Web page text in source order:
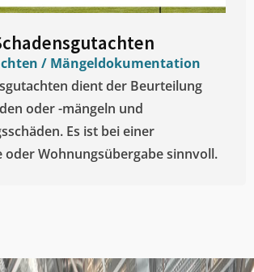
/ Mängeldokumentation
dient der Beurteilung
oder -mängeln und
Es ist bei einer
oder Wohnungsübergabe sinnvoll.